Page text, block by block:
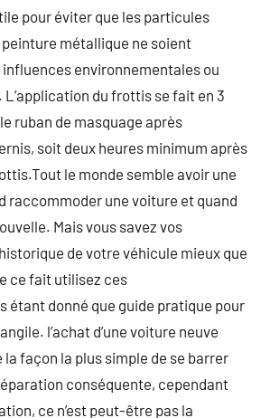
pour éviter que les particules
peinture métallique ne soient
environnementales ou
du frottis se fait en 3
ruban de masquage après
soit deux heures minimum après
le monde semble avoir une
raccommoder une voiture et quand
Mais vous savez vos
de votre véhicule mieux que
ce fait utilisez ces
étant donné que guide pratique pour
l’achat d’une voiture neuve
façon la plus simple de se barrer
conséquente, cependant
ce n’est peut-être pas la